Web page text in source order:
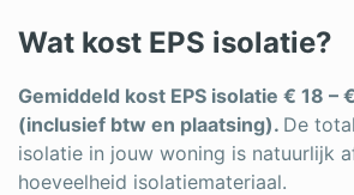
Log in
Wat kost EPS isolatie?
Gemiddeld kost EPS isolatie € 18 –
(inclusief btw en plaatsing). De
isolatie in jouw woning is natuurlijk
hoeveelheid isolatiemateriaal.